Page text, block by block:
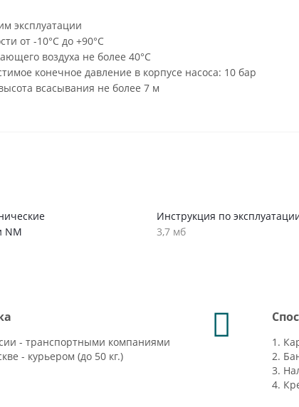
эксплуатации
от -10°C до +90°C
воздуха не более 40°C
конечное давление в корпусе насоса: 10 бар
всасывания не более 7 м
NM
Инструкция по
3,7 мб
- транспортными компаниями
- курьером (до 50 кг.)
1.
2.
3.
4.